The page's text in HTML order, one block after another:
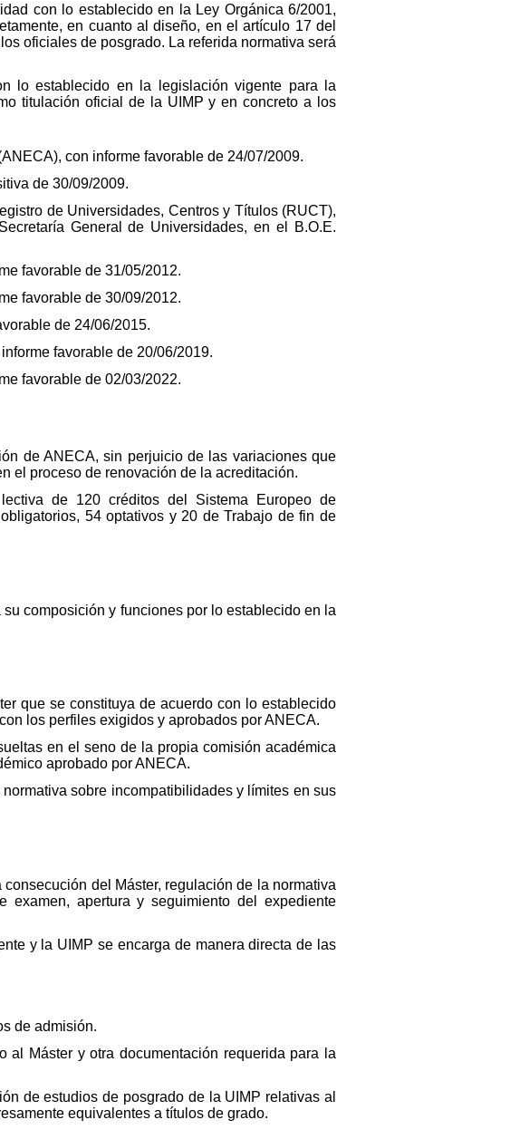
con lo establecido en la Ley Orgánica 6/2001,
en cuanto al diseño, en el artículo 17 del
oficiales de posgrado. La referida normativa será
lo establecido en la legislación vigente para la
titulación oficial de la UIMP y en concreto a los
con informe favorable de 24/07/2009.
de 30/09/2009.
de Universidades, Centros y Títulos (RUCT),
General de Universidades, en el B.O.E.
favorable de 31/05/2012.
favorable de 30/09/2012.
de 24/06/2015.
favorable de 20/06/2019.
favorable de 02/03/2022.
de ANECA, sin perjuicio de las variaciones que
el proceso de renovación de la acreditación.
de 120 créditos del Sistema Europeo de
54 optativos y 20 de Trabajo de fin de
composición y funciones por lo establecido en la
que se constituya de acuerdo con lo establecido
los perfiles exigidos y aprobados por ANECA.
en el seno de la propia comisión académica
aprobado por ANECA.
sobre incompatibilidades y límites en sus
del Máster, regulación de la normativa
examen, apertura y seguimiento del expediente
y la UIMP se encarga de manera directa de las
de admisión.
Máster y otra documentación requerida para la
de estudios de posgrado de la UIMP relativas al
equivalentes a títulos de grado.